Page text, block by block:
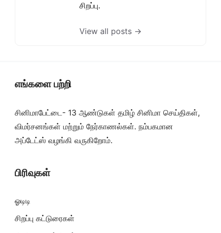
சிறப்பு.
View all posts →
எங்களை பற்றி
சினிமாபேட்டை- 13 ஆண்டுகள் தமிழ் சினிமா செய்திகள்,
விமர்சனங்கள் மற்றும் நேர்காணல்கள். நம்பகமான
அப்டேட்ஸ் வழங்கி வருகிறோம்.
பிரிவுகள்
ஓடிடி
சிறப்பு கட்டுரைகள்